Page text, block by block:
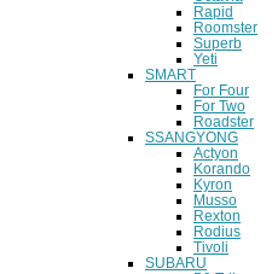
Rapid
Roomster
Superb
Yeti
SMART
For Four
For Two
Roadster
SSANGYONG
Actyon
Korando
Kyron
Musso
Rexton
Rodius
Tivoli
SUBARU